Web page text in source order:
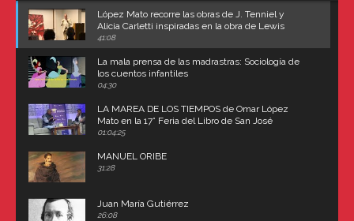
López Mato recorre las obras de J. Tenniel y
Alicia Carletti inspiradas en la obra de Lewis
Carroll
41:08
La mala prensa de las madrastras: Sociología de
los cuentos infantiles
04:30
LA MAREA DE LOS TIEMPOS de Omar López
Mato en la 17° Feria del Libro de San José
(Uruguay)
01:04:25
MANUEL ORIBE
31:28
Juan María Gutiérrez
26:08